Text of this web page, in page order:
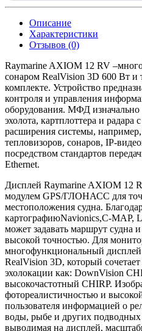
Описание
Характеристики
Отзывов (0)
Raymarine AXIOM 12 RV –
сонаром RealVision 3D 600 Вт и
комплекте. Устройство
контроля и управления
оборудования. МФД изначально
эхолота, картплоттера и
расширения системы,
тепловизоров, сонаров, IP-
посредством стандартов
Ethernet.
Дисплей Raymarine AXIOM 12
модулем GPS/ГЛОНАСС для
местоположения судна.
картографиюNavionics,C-MAP,
может задавать маршрут судна
высокой точностью. Для
многофункциональный
RealVision 3D, который
эхолокации как: DownVision
высокочастотный CHIRP.
фотореалистичностью и
пользователя информацией о
воды, рыбе и других подводных
выводимая на дисплей,